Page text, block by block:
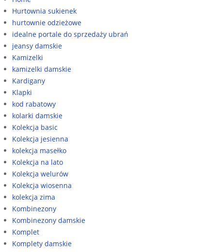
Hurtownia sukienek
hurtownie odzieżowe
idealne portale do sprzedaży ubrań
jeansy damskie
Kamizelki
kamizelki damskie
Kardigany
Klapki
kod rabatowy
kolarki damskie
Kolekcja basic
Kolekcja jesienna
kolekcja masełko
Kolekcja na lato
Kolekcja welurów
Kolekcja wiosenna
kolekcja zima
Kombinezony
Kombinezony damskie
Komplet
Komplety damskie